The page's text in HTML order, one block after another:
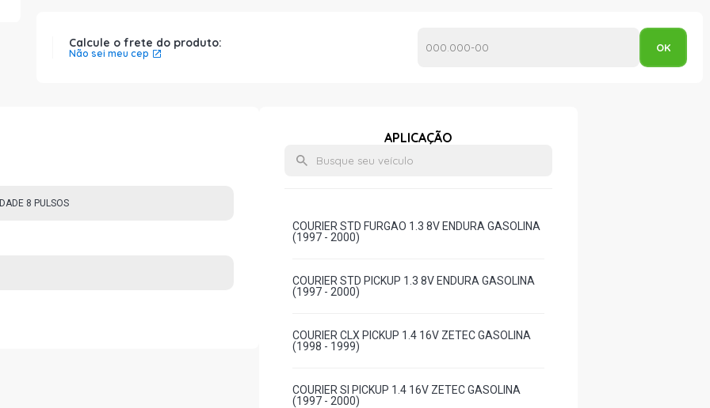
Calcule o frete do produto:
Não sei meu cep
8 PULSOS
APLICAÇÃO
COURIER STD FURGAO 1.3 8V ENDURA GASOLINA
(1997 - 2000)
COURIER STD PICKUP 1.3 8V ENDURA GASOLINA
(1997 - 2000)
COURIER CLX PICKUP 1.4 16V ZETEC GASOLINA
(1998 - 1999)
COURIER SI PICKUP 1.4 16V ZETEC GASOLINA
(1997 - 2000)